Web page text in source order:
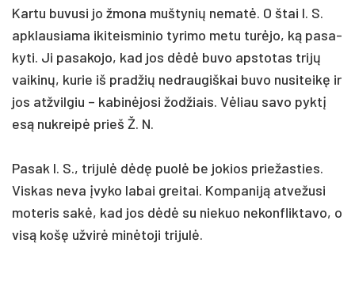
Kar­tu bu­vu­si jo žmo­na muš­ty­nių ne­matė. O štai I. S.
ap­klau­sia­ma iki­teis­mi­nio ty­ri­mo me­tu turė­jo, ką pa­sa­
ky­ti. Ji pa­sa­ko­jo, kad jos dėdė bu­vo ap­sto­tas trijų
vai­kinų, ku­rie iš pra­džių ne­drau­giš­kai bu­vo nu­si­teikę ir
jos at­žvil­giu – ka­binė­jo­si žod­žiais. Vėliau sa­vo pyktį
esą nu­kreipė prie­š Ž. N.
Pa­sak I. S., tri­julė dėdę puolė be jo­kios prie­žas­ties.
Vis­kas ne­va įvy­ko la­bai grei­tai. Kom­pa­niją at­ve­žu­si
mo­te­ris sakė, kad jos dėdė su nie­kuo ne­konf­lik­ta­vo, o
visą košę už­virė minė­to­ji tri­julė.